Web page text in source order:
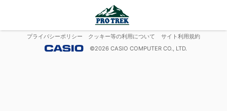
プライバシーポリシー クッキー等の利用について
サイト利用規約
©2026 CASIO COMPUTER CO., LTD.